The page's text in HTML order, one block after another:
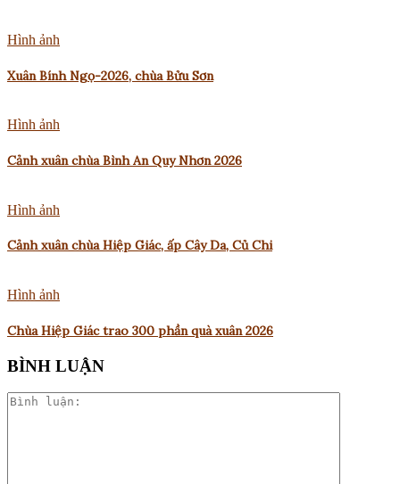
Hình ảnh
Xuân Bính Ngọ-2026, chùa Bửu Sơn
Hình ảnh
Cảnh xuân chùa Bình An Quy Nhơn 2026
Hình ảnh
Cảnh xuân chùa Hiệp Giác, ấp Cây Da, Củ Chi
Hình ảnh
Chùa Hiệp Giác trao 300 phần quà xuân 2026
BÌNH LUẬN